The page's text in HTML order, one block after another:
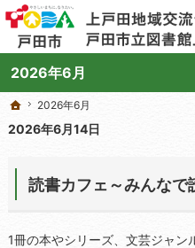
2026年6月
学びと交流のプラットフォーム。地域の講座や
上戸田地域交流センターや戸田市立図書館上戸
ホーム
2026年6月
2026年6月14日
読書カフェ～みんなで
1冊の本やシリーズ、文芸ジャン
ホーム
2026年6月